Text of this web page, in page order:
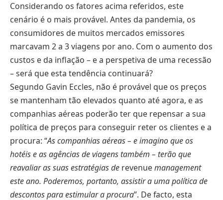
Considerando os fatores acima referidos, este
cenário é o mais provável. Antes da pandemia, os
consumidores de muitos mercados emissores
marcavam 2 a 3 viagens por ano. Com o aumento dos
custos e da inflação – e a perspetiva de uma recessão
– será que esta tendência continuará?
Segundo Gavin Eccles, não é provável que os preços
se mantenham tão elevados quanto até agora, e as
companhias aéreas poderão ter que repensar a sua
política de preços para conseguir reter os clientes e a
procura: “As companhias aéreas – e imagino que os
hotéis e as agências de viagens também – terão que
reavaliar as suas estratégias de revenuemanagement
este ano. Poderemos, portanto, assistir a uma política de
descontos para estimular a procura”. De facto, esta